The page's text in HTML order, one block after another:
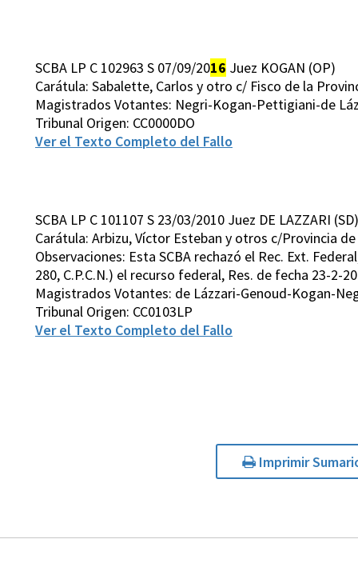
SCBA LP C 102963 S 07/09/2016 Juez KOGAN (OP)
Carátula: Sabalette, Carlos y otro c/ Fisco de la
Magistrados Votantes: Negri-Kogan-Pettigiani-de
Tribunal Origen: CC0000DO
Ver el Texto Completo del Fallo
SCBA LP C 101107 S 23/03/2010 Juez DE LAZZARI (SD)
Carátula: Arbizu, Víctor Esteban y otros c/Provincia
Observaciones: Esta SCBA rechazó el Rec. Ext.
280, C.P.C.N.) el recurso federal, Res. de fecha 23-2-
Magistrados Votantes: de Lázzari-Genoud-Kogan-
Tribunal Origen: CC0103LP
Ver el Texto Completo del Fallo
Imprimir